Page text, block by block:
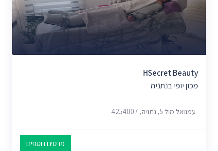
HSecret Beauty
מכון יופי בנתניה
עמנואל מול 5, נתניה, 4254007
פרטים נוספים